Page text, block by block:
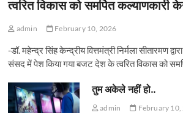
त्वरित विकास को समर्पित कल्याणकारी
admin February 10, 2026
-डॉ. महेन्द्र सिंह केन्द्रीय वित्तमंत्री निर्मला सीतारमण
संसद में पेश किया गया बजट देश के त्वरित विकास को
तुम अकेले नहीं हो..
admin February